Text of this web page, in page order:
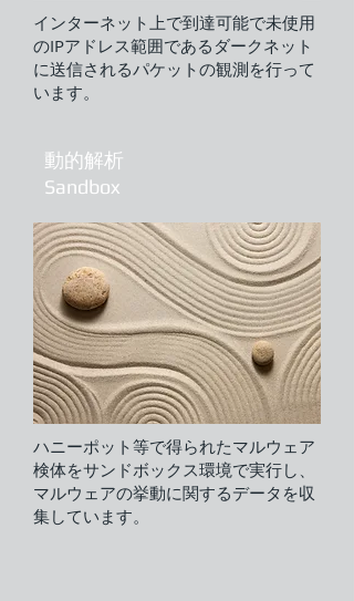
インターネット上で到達可能で未使用
のIPアドレス範囲であるダークネット
に送信されるパケットの観測を行って
います。
動的解析
Sandbox​
ハニーポット等で得られたマルウェア
検体をサンドボックス環境で実行し、
マルウェアの挙動に関するデータを収
集しています。​